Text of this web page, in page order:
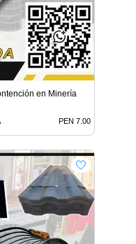
en Minería
PEN 7.00